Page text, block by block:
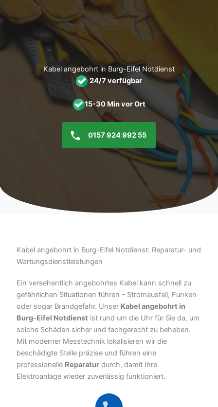
Inhalt
Kabel angebohrt in Burg-Eifel Notdienst
24/7 verfügbar
15-30 Min vor Ort
0157 924 992 55
Kabel angebohrt in Burg-Eifel Notdienst: Reparatur- und
Wartungsdienstleistungen
Ein versehentlich angebohrtes Kabel kann schnell zu
gefährlichen Situationen führen – Stromausfall, Funken
oder sogar Brandgefahr. Unser Kabel angebohrt in
Burg-Eifel Notdienst ist rund um die Uhr für Sie da, um
solche Schäden sicher und fachgerecht zu beheben.
Mit moderner Messtechnik lokalisieren wir die
beschädigte Stelle präzise und führen eine
professionelle Reparatur durch, damit Ihre
Elektroanlage wieder zuverlässig funktioniert.